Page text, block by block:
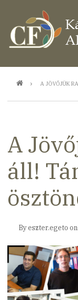
tartalomra
Morzsa
A JÖVŐJÜK
A
áll!
Byeszter.egeto on